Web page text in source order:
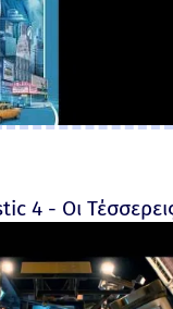
- 2008
4 - Οι